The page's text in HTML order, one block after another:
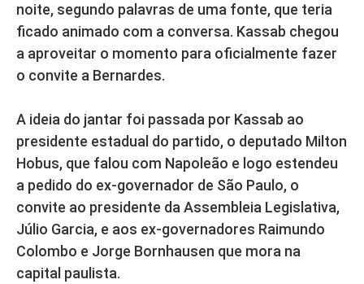
noite, segundo palavras de uma fonte, que teria
ficado animado com a conversa. Kassab chegou
a aproveitar o momento para oficialmente fazer
o convite a Bernardes.
A ideia do jantar foi passada por Kassab ao
presidente estadual do partido, o deputado Milton
Hobus, que falou com Napoleão e logo estendeu
a pedido do ex-governador de São Paulo, o
convite ao presidente da Assembleia Legislativa,
Júlio Garcia, e aos ex-governadores Raimundo
Colombo e Jorge Bornhausen que mora na
capital paulista.